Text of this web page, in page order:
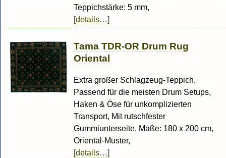
Teppichstärke: 5 mm,
[details…]
Tama TDR-OR Drum Rug
Oriental
Extra großer Schlagzeug-Teppich,
Passend für die meisten Drum Setups,
Haken & Öse für unkomplizierten
Transport, Mit rutschfester
Gummiunterseite, Maße: 180 x 200 cm,
Oriental-Muster,
[details…]